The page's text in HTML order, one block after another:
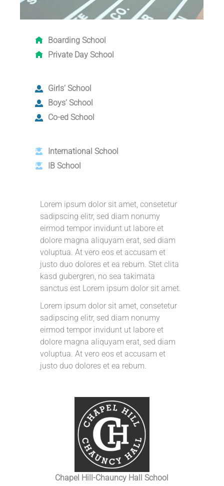
Boarding School
Private Day School
Girls‘ School
Boys‘ School
Co-ed School
International School
IB School
Lorem ipsum dolor sit amet, consetetur
sadipscing elitr, sed diam nonumy
eirmod tempor invidunt ut labore et
dolore magna aliquyam erat, sed diam
voluptua. At vero eos et accusam et
justo duo dolores et ea rebum. Stet clita
kasd gubergren, no sea takimata
sanctus est Lorem ipsum dolor sit amet.
Lorem ipsum dolor sit amet, consetetur
sadipscing elitr, sed diam nonumy
eirmod tempor invidunt ut labore et
dolore magna aliquyam erat, sed diam
voluptua. At vero eos et accusam et
justo duo dolores et ea rebum.
Chapel Hill-Chauncy Hall School